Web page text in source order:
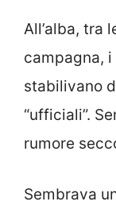
All’alba, tra
campagna,
stabilivano
“ufficiali”.
rumore
Sembrava